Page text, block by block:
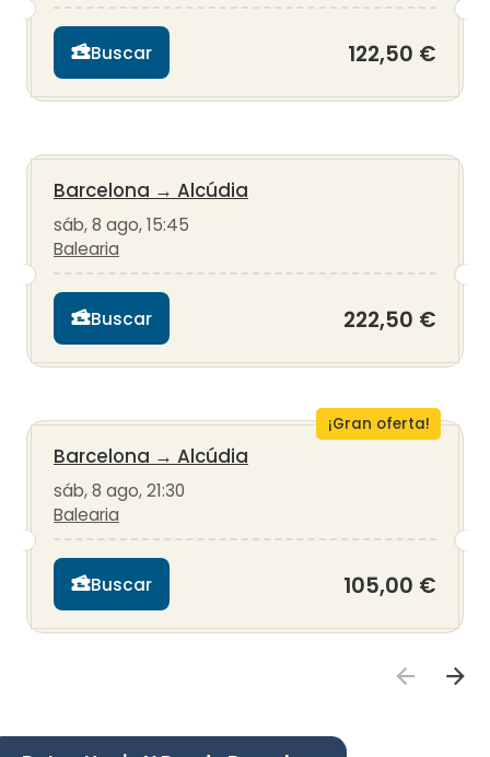
Buscar 122,50 €
Barcelona → Alcúdia
sáb, 8 ago, 15:45
Balearia
Buscar 222,50 €
¡Gran oferta!
Barcelona → Alcúdia
sáb, 8 ago, 21:30
Balearia
Buscar 105,00 €